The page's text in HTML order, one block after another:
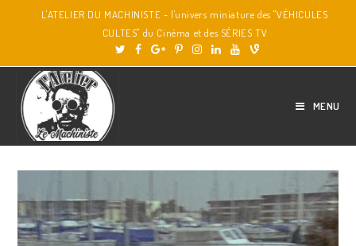
L'ATELIER DU MACHINISTE - l'univers miniature des "VÉHICULES
CULTES" du Cinéma et des SÉRIES TV
MENU